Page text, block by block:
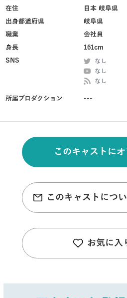
在住
日本 岐阜県
出身都道府県
岐阜県
職業
会社員
身長
161cm
SNS
なし
なし
なし
所属プロダクション ---
このキャストに
このキャストにつ
お気に入